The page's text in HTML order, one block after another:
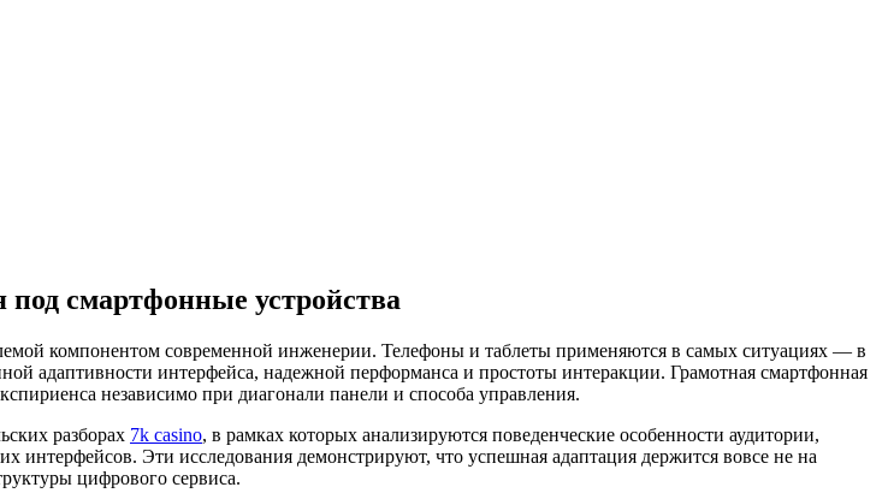
смартфонные устройства
компонентом современной инженерии. Телефоны и таблеты применяются в самых ситуациях — в
адаптивности интерфейса, надежной перформанса и простоты интеракции. Грамотная смартфонная
независимо при диагонали панели и способа управления.
разборах 7k casino, в рамках которых анализируются поведенческие особенности аудитории,
Эти исследования демонстрируют, что успешная адаптация держится вовсе не на
цифрового сервиса.